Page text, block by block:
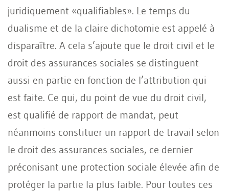
juridiquement «qualifiables». Le temps du
dualisme et de la claire dichotomie est appelé à
disparaître. A cela s’ajoute que le droit civil et le
droit des assurances sociales se distinguent
aussi en partie en fonction de l’attribution qui
est faite. Ce qui, du point de vue du droit civil,
est qualifié de rapport de mandat, peut
néanmoins constituer un rapport de travail selon
le droit des assurances sociales, ce dernier
préconisant une protection sociale élevée afin de
protéger la partie la plus faible. Pour toutes ces